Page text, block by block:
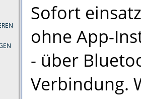
Sofort
ohne App-
- über
Verbindung.